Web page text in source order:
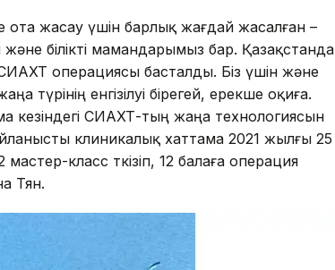
ота жасау үшін барлық жағдай жасалған –
білікті мамандарымыз бар. Қазақстанда
операциясы басталды. Біз үшін және
түрінің енгізілуі бірегей, ерекше оқиға.
СИАХТ-тың жаңа технологиясын
клиникалық хаттама 2021 жылғы 25
класс өткізіп, 12 балаға операция
Тян.